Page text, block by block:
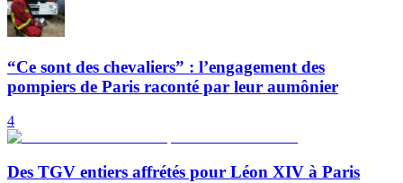
“Ce sont des chevaliers” : l’engagement des
pompiers de Paris raconté par leur aumônier
4
Des TGV entiers affrétés pour Léon XIV à Paris